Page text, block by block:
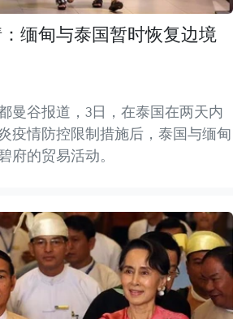
缅甸与泰国暂时恢复边境
曼谷报道，3日，在泰国在两天内
疫情防控限制措施后，泰国与缅甸
府的贸易活动。